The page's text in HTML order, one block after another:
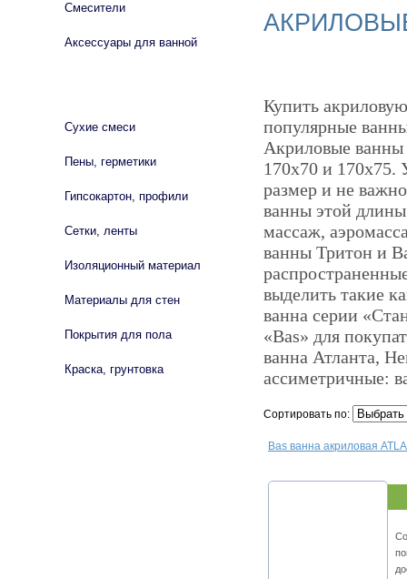
Купить
популярные
Акриловые
170х70 и 170х75.
размер и не
ванны этой
массаж,
ванны Тритон и
выделить такие
ванна серии
«Bas» для
ванна Атланта,
ассиметричные:
Сортировать по:
Bas ванна акриловая
Смесители
Аксессуары для ванной
Сухие смеси
Пены, герметики
Гипсокартон, профили
Сетки, ленты
Изоляционный материал
Материалы для стен
Покрытия для пола
Краска, грунтовка